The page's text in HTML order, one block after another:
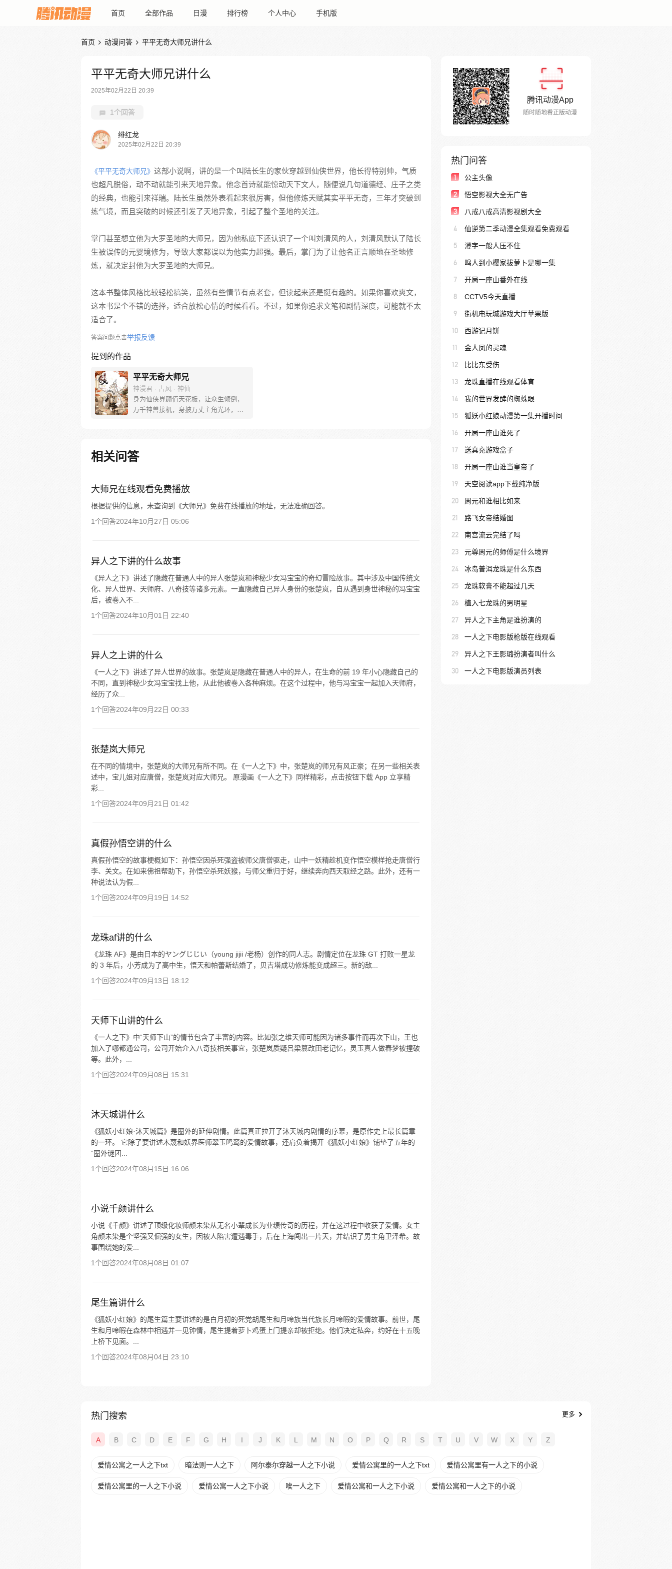
首页 全部作品 日漫 排行榜 个人中心 手机版
首页  动漫问答  平平无奇大师兄讲什么
平平无奇大师兄讲什么
2025年02月22日 20:39
1个回答
绯红龙
2025年02月22日 20:39
《平平无奇大师兄》 这部小说啊，讲的是一个叫陆长生的家伙穿越到仙侠世界，他长得特别帅，气质
也超凡脱俗，动不动就能引来天地异象。他念首诗就能惊动天下文人，随便说几句道德经、庄子之类
的经典，也能引来祥瑞。陆长生虽然外表看起来很厉害，但他修炼天赋其实平平无奇，三年才突破到
练气境，而且突破的时候还引发了天地异象，引起了整个圣地的关注。
掌门甚至想立他为大罗圣地的大师兄，因为他私底下还认识了一个叫刘清风的人，刘清风默认了陆长
生被误传的元婴境修为，导致大家都误以为他实力超强。最后，掌门为了让他名正言顺地在圣地修
炼，就决定封他为大罗圣地的大师兄。
这本书整体风格比较轻松搞笑，虽然有些情节有点老套，但读起来还是挺有趣的。如果你喜欢爽文，
这本书是个不错的选择，适合放松心情的时候看看。不过，如果你追求文笔和剧情深度，可能就不太
适合了。
答案问题点击举报反馈
提到的作品
平平无奇大师兄
神漫君 · 古风 · 神仙
身为仙侠界颜值天花板，让众生倾倒，
万千神兽接机，身披万丈主角光环，拥
师兄的颜值，一无所知！ 听我的，你们
还小，一定要来这里见见世面！每天舔
相关问答
大师兄在线观看免费播放
根据提供的信息，未查询到《大师兄》免费在线播放的地址，无法准确回答。
1个回答2024年10月27日 05:06
异人之下讲的什么故事
《异人之下》讲述了隐藏在普通人中的异人张楚岚和神秘少女冯宝宝的奇幻冒险故事。其中涉及中国传统文
化、异人世界、天师府、八奇技等诸多元素。一直隐藏自己异人身份的张楚岚，自从遇到身世神秘的冯宝宝
后，被卷入不...
1个回答2024年10月01日 22:40
异人之上讲的什么
《一人之下》讲述了异人世界的故事。张楚岚是隐藏在普通人中的异人，在生命的前 19 年小心隐藏自己的
不同，直到神秘少女冯宝宝找上他，从此他被卷入各种麻烦。在这个过程中，他与冯宝宝一起加入天师府，
经历了众...
1个回答2024年09月22日 00:33
张楚岚大师兄
在不同的情境中，张楚岚的大师兄有所不同。在《一人之下》中，张楚岚的师兄有风正豪；在另一些相关表
述中，宝儿姐对应唐僧，张楚岚对应大师兄。 原漫画《一人之下》同样精彩，点击按钮下载 App 立享精
彩...
1个回答2024年09月21日 01:42
真假孙悟空讲的什么
真假孙悟空的故事梗概如下：孙悟空因杀死强盗被师父唐僧驱走，山中一妖精趁机变作悟空模样抢走唐僧行
李、关文。在如来佛祖帮助下，孙悟空杀死妖猴，与师父重归于好，继续奔向西天取经之路。此外，还有一
种说法认为假...
1个回答2024年09月19日 14:52
龙珠af讲的什么
《龙珠 AF》是由日本的ヤングじじい（young jijii /老杨）创作的同人志。剧情定位在龙珠 GT 打败一星龙
的 3 年后，小芳成为了高中生，悟天和帕蕾斯结婚了，贝吉塔成功修炼能变成超三。新的敌...
1个回答2024年09月13日 18:12
天师下山讲的什么
《一人之下》中“天师下山”的情节包含了丰富的内容。比如张之维天师可能因为诸多事件而再次下山，王也
加入了哪都通公司，公司开始介入八奇技相关事宜，张楚岚质疑吕梁篡改田老记忆，灵玉真人做春梦被撞破
等。此外，...
1个回答2024年09月08日 15:31
沐天城讲什么
《狐妖小红娘·沐天城篇》是圈外的延伸剧情。此篇真正拉开了沐天城内剧情的序幕，是原作史上最长篇章
的一环。 它除了要讲述木蔑和妖界医师翠玉鸣鸾的爱情故事，还肩负着揭开《狐妖小红娘》铺垫了五年的
“圈外谜团...
1个回答2024年08月15日 16:06
小说千颜讲什么
小说《千颜》讲述了顶级化妆师颜未染从无名小辈成长为业绩传奇的历程，并在这过程中收获了爱情。女主
角颜未染是个坚强又倔强的女生，因被人陷害遭遇毒手，后在上海闯出一片天，并结识了男主角卫泽希。故
事围绕她的爱...
1个回答2024年08月08日 01:07
尾生篇讲什么
《狐妖小红娘》的尾生篇主要讲述的是白月初的死党胡尾生和月啼族当代族长月啼暇的爱情故事。前世，尾
生和月啼暇在森林中相遇并一见钟情，尾生提着萝卜鸡蛋上门提亲却被拒绝。他们决定私奔，约好在十五晚
上桥下见面。...
1个回答2024年08月04日 23:10
腾讯动漫App
随时随地看正版动漫
热门问答
1 公主头像
2 悟空影视大全无广告
3 八戒八戒高清影视剧大全
4 仙逆第二季动漫全集观看免费观看
5 澄字一般人压不住
6 鸣人到小樱家拔萝卜是哪一集
7 开局一座山番外在线
8 CCTV5今天直播
9 街机电玩城游戏大厅苹果版
10 西游记月饼
11 金人凤的灵魂
12 比比东受伤
13 龙珠直播在线观看体育
14 我的世界发酵的蜘蛛眼
15 狐妖小红娘动漫第一集开播时间
16 开局一座山谁死了
17 送真充游戏盒子
18 开局一座山谁当皇帝了
19 天空阅读app下载纯净版
20 周元和谁相比如来
21 路飞女帝结婚图
22 南宫流云完结了吗
23 元尊周元的师傅是什么境界
24 冰岛普洱龙珠是什么东西
25 龙珠软膏不能超过几天
26 植入七龙珠的男明星
27 异人之下主角是谁扮演的
28 一人之下电影版枪版在线观看
29 异人之下王影璐扮演者叫什么
30 一人之下电影版演员列表
热门搜索 更多
A B C D E F G H I J K L M N O P Q R S T U V W X Y Z
爱情公寓之一人之下txt 暗法则一人之下 阿尔泰尔穿越一人之下小说 爱情公寓里的一人之下txt 爱情公寓里有一人之下的小说
爱情公寓里的一人之下小说 爱情公寓一人之下小说 唉一人之下 爱情公寓和一人之下小说 爱情公寓和一人之下的小说